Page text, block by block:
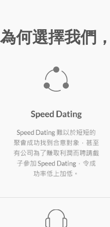
為何選擇我們